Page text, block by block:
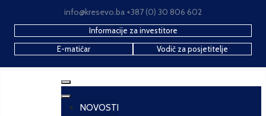
info@kresevo.ba +387 (0) 30 806 602
Informacije za investitore
E-matičar
Vodič za posjetitelje
NOVOSTI